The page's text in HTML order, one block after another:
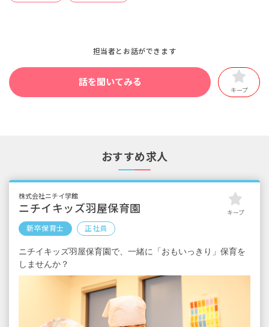
担当者とお話ができます
話を聞いてみる
キープ
おすすめ求人
株式会社ニチイ学館
ニチイキッズ羽屋保育園
新卒保育士 正社員
キープ
ニチイキッズ羽屋保育園で、一緒に「おもいっきり」保育を
しませんか？